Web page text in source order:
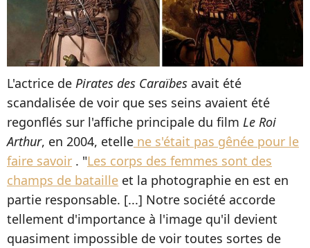
L'actrice de Pirates des Caraïbes avait été
scandalisée de voir que ses seins avaient été
regonflés sur l'affiche principale du film Le Roi
Arthur, en 2004, etelle ne s'était pas gênée pour le
faire savoir . "Les corps des femmes sont des
champs de bataille et la photographie en est en
partie responsable. [...] Notre société accorde
tellement d'importance à l'image qu'il devient
quasiment impossible de voir toutes sortes de